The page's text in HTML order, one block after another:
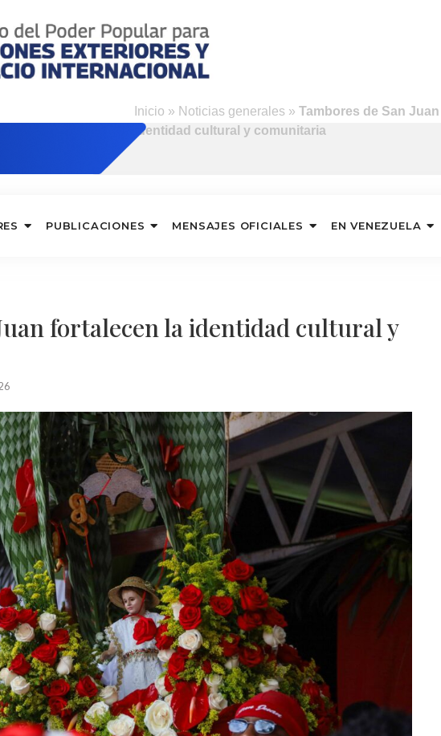
Inicio » Noticias generales »Tambores de San
identidad cultural y comunitaria
PUBLICACIONES MENSAJES OFICIALES EN VENEZUELA
fortalecen la identidad cultural y